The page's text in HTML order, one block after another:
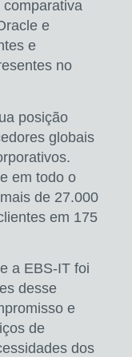
e
e
no
posição
globais
em todo o
de 27.000
em 175
a EBS-IT foi
desse
e
de
dos